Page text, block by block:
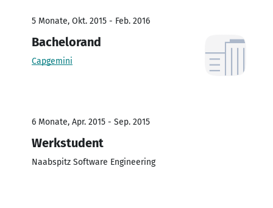
5 Monate, Okt. 2015 - Feb. 2016
Bachelorand
Capgemini
6 Monate, Apr. 2015 - Sep. 2015
Werkstudent
Naabspitz Software Engineering